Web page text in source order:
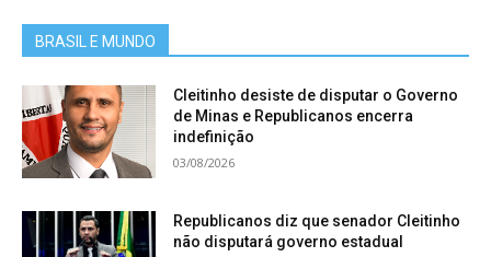
BRASIL E MUNDO
Cleitinho desiste de disputar o Governo
de Minas e Republicanos encerra
indefinição
03/08/2026
Republicanos diz que senador Cleitinho
não disputará governo estadual